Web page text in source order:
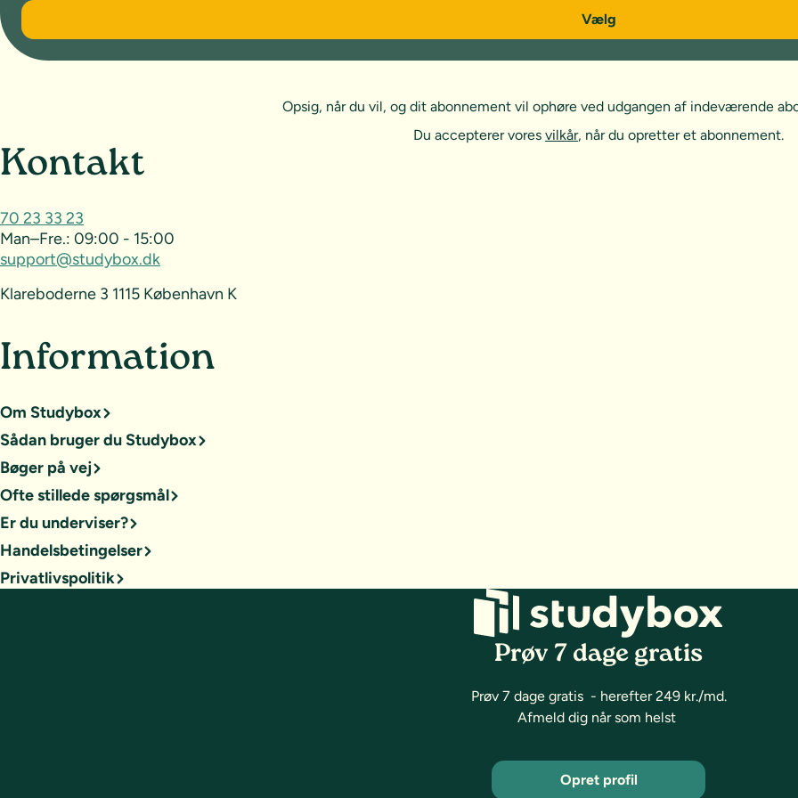
6 måneder
Vælg
Opsig, når du vil, og dit abonnement vil ophøre ved udgangen af indeværende
Du accepterer vores vilkår, når du opretter et abonnement.
Sideoversigt og kontakt
Kontakt
70 23 33 23
Man–Fre.: 09:00 - 15:00
support@studybox.dk
Klareboderne 3 1115 København K
Information
Om Studybox
Sådan bruger du Studybox
Bøger på vej
Ofte stillede spørgsmål
Er du underviser?
Handelsbetingelser
Privatlivspolitik
Prøv 7 dage gratis
Prøv 7 dage gratis - herefter 249 kr./md.
Afmeld dig når som helst
Opret profil